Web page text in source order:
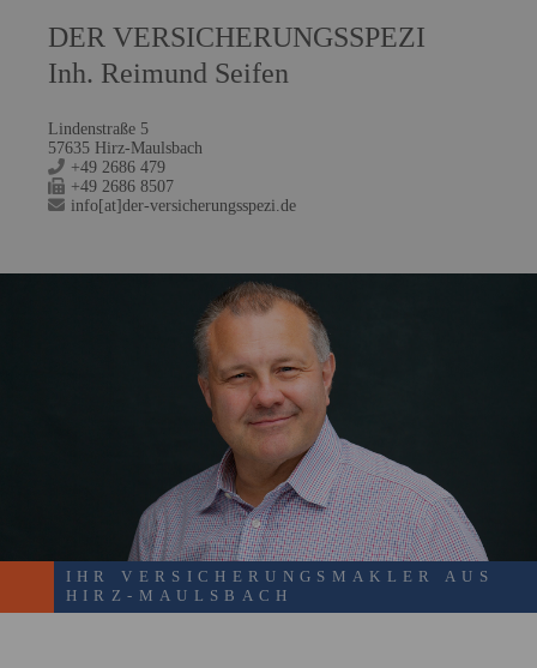
DER VERSICHERUNGSSPEZI
Inh. Reimund Seifen
Lindenstraße 5
57635 Hirz-Maulsbach
+49 2686 479
+49 2686 8507
info[at]der-versicherungsspezi.de
IHR VERSICHERUNGSMAKLER AUS
HIRZ-MAULSBACH